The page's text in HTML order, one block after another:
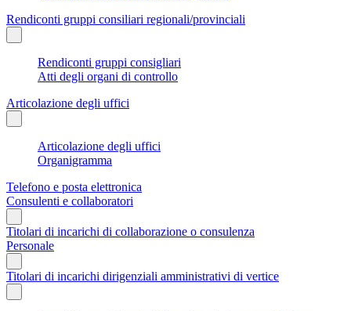
Rendiconti gruppi consiliari regionali/provinciali
Rendiconti gruppi consigliari
Atti degli organi di controllo
Articolazione degli uffici
Articolazione degli uffici
Organigramma
Telefono e posta elettronica
Consulenti e collaboratori
Titolari di incarichi di collaborazione o consulenza
Personale
Titolari di incarichi dirigenziali amministrativi di vertice